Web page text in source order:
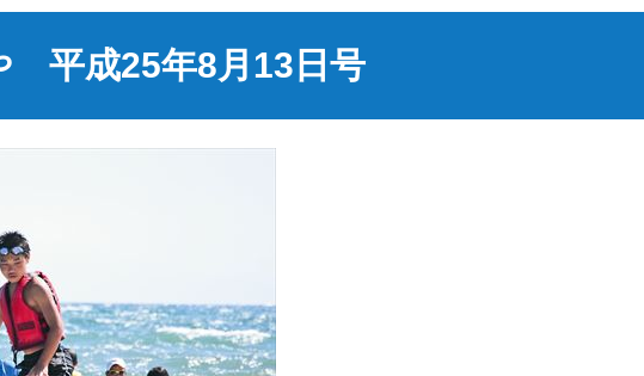
平成25年8月13日号